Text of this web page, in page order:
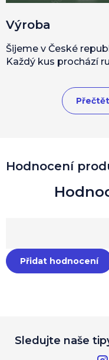
Hodnocení
Přidat hodnocení
Výroba
Šijeme v České
Každý kus prochází
Sledujte naše